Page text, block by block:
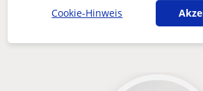
Andere Italienisch-lehrer in
Stadt die dich
Cookie-Hinweis